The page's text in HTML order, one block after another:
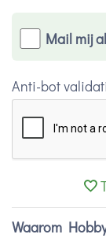
Mail mij
Anti-bot
Waarom